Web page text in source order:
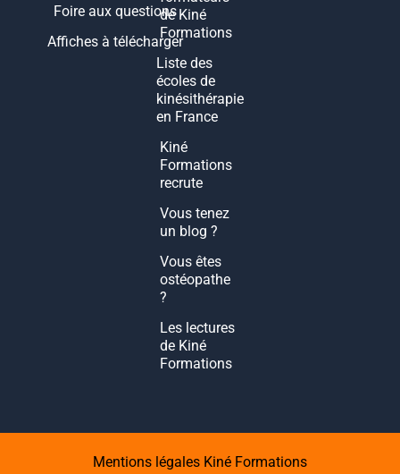
Foire aux questions
Affiches à télécharger
de Kiné
Formations
Liste des
écoles de
kinésithérapie
en France
Kiné
Formations
recrute
Vous tenez
un blog ?
Vous êtes
ostéopathe
?
Les lectures
de Kiné
Formations
Mentions légales Kiné Formations